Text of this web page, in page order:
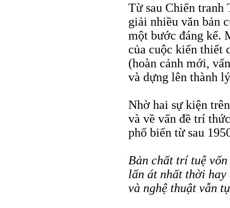
Từ sau Chiến
giải nhiều văn bản
một bước đáng kể.
của cuộc kiến thiết
(hoàn cảnh mới,
và dựng lên thành
Nhờ hai sự kiện
và về vấn đề trí
phổ biến từ sau
Bản chất trí tuệ
lấn át nhất thời
và nghệ thuật vẫn